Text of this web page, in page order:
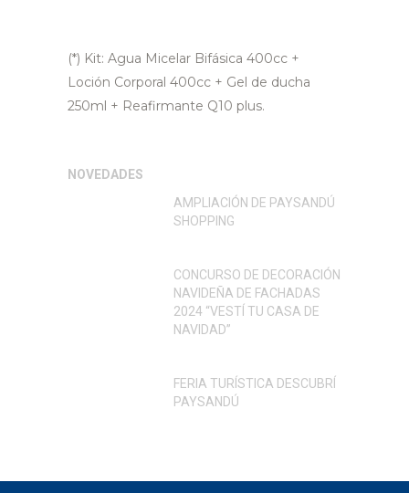
(*) Kit: Agua Micelar Bifásica 400cc +
Loción Corporal 400cc + Gel de ducha
250ml + Reafirmante Q10 plus.
NOVEDADES
AMPLIACIÓN DE PAYSANDÚ
SHOPPING
CONCURSO DE DECORACIÓN
NAVIDEÑA DE FACHADAS
2024 “VESTÍ TU CASA DE
NAVIDAD”
FERIA TURÍSTICA DESCUBRÍ
PAYSANDÚ